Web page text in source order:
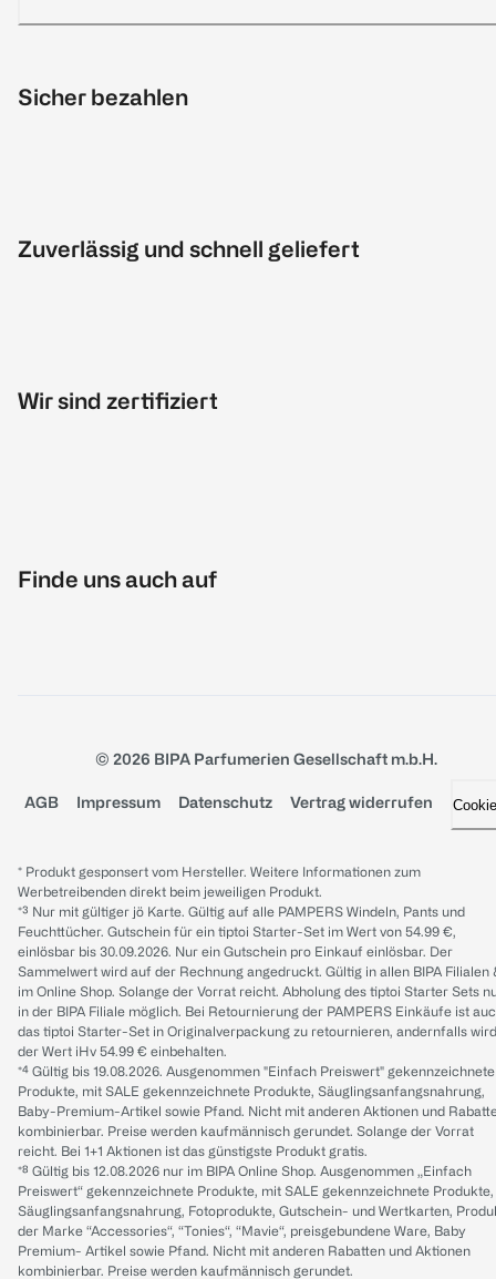
Sicher bezahlen
Zuverlässig und schnell geliefert
Wir sind zertifiziert
Finde uns auch auf
© 2026 BIPA Parfumerien Gesellschaft m.b.H.
AGB Impressum Datenschutz Vertrag widerrufen
* Produkt gesponsert vom Hersteller. Weitere Informationen zum
Werbetreibenden direkt beim jeweiligen Produkt.
*³ Nur mit gültiger jö Karte. Gültig auf alle PAMPERS Windeln, Pants und
Feuchttücher. Gutschein für ein tiptoi Starter-Set im Wert von 54.99 €,
einlösbar bis 30.09.2026. Nur ein Gutschein pro Einkauf einlösbar. Der
Sammelwert wird auf der Rechnung angedruckt. Gültig in allen BIPA Filialen
im Online Shop. Solange der Vorrat reicht. Abholung des tiptoi Starter Sets
in der BIPA Filiale möglich. Bei Retournierung der PAMPERS Einkäufe ist
das tiptoi Starter-Set in Originalverpackung zu retournieren, andernfalls wird
der Wert iHv 54.99 € einbehalten.
*⁴ Gültig bis 19.08.2026. Ausgenommen "Einfach Preiswert" gekennzeichnete
Produkte, mit SALE gekennzeichnete Produkte, Säuglingsanfangsnahrung,
Baby-Premium-Artikel sowie Pfand. Nicht mit anderen Aktionen und
kombinierbar. Preise werden kaufmännisch gerundet. Solange der Vorrat
reicht. Bei 1+1 Aktionen ist das günstigste Produkt gratis.
*⁸ Gültig bis 12.08.2026 nur im BIPA Online Shop. Ausgenommen „Einfach
Preiswert“ gekennzeichnete Produkte, mit SALE gekennzeichnete Produkte,
Säuglingsanfangsnahrung, Fotoprodukte, Gutschein- und Wertkarten,
der Marke “Accessories“, “Tonies“, “Mavie“, preisgebundene Ware, Baby
Premium- Artikel sowie Pfand. Nicht mit anderen Rabatten und Aktionen
kombinierbar. Preise werden kaufmännisch gerundet.